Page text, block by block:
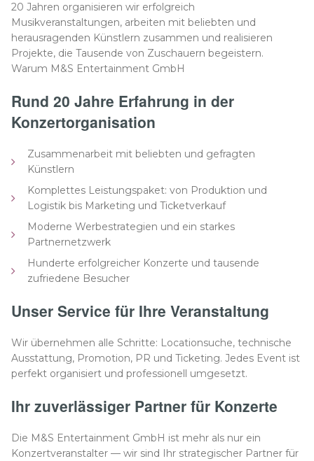
20 Jahren organisieren wir erfolgreich
Musikveranstaltungen, arbeiten mit beliebten und
herausragenden Künstlern zusammen und realisieren
Projekte, die Tausende von Zuschauern begeistern.
Warum M&S Entertainment GmbH
Rund 20 Jahre Erfahrung in der
Konzertorganisation
Zusammenarbeit mit beliebten und gefragten
Künstlern
Komplettes Leistungspaket: von Produktion und
Logistik bis Marketing und Ticketverkauf
Moderne Werbestrategien und ein starkes
Partnernetzwerk
Hunderte erfolgreicher Konzerte und tausende
zufriedene Besucher
Unser Service für Ihre Veranstaltung
Wir übernehmen alle Schritte: Locationsuche, technische
Ausstattung, Promotion, PR und Ticketing. Jedes Event ist
perfekt organisiert und professionell umgesetzt.
Ihr zuverlässiger Partner für Konzerte
Die M&S Entertainment GmbH ist mehr als nur ein
Konzertveranstalter — wir sind Ihr strategischer Partner für